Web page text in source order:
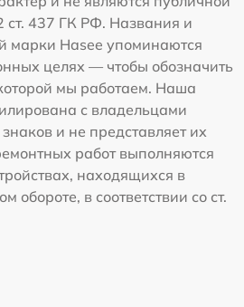
ст. 437 ГК РФ. Названия и
марки Hasee упоминаются
целях — чтобы обозначить
мы работаем. Наша
с владельцами
и не представляет их
работ выполняются
находящихся в
обороте, в соответствии со ст.